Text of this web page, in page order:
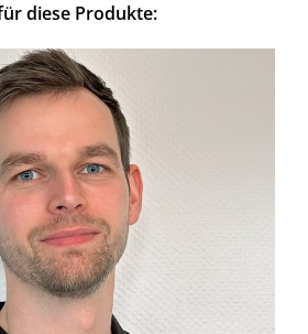
diese Produkte: